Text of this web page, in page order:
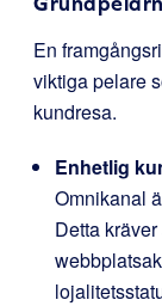
En
viktiga pelare
kundresa.
Enhetlig
Omnikanal
Detta